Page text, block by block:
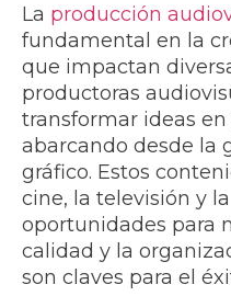
La producción
fundamental en la
que impactan
productoras
transformar ideas
abarcando desde la
gráfico. Estos
cine, la televisión y
oportunidades para
calidad y la
son claves para el